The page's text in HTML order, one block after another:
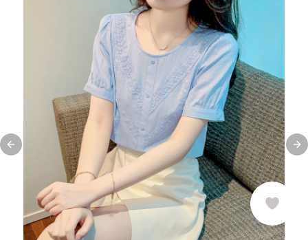
Previous slide